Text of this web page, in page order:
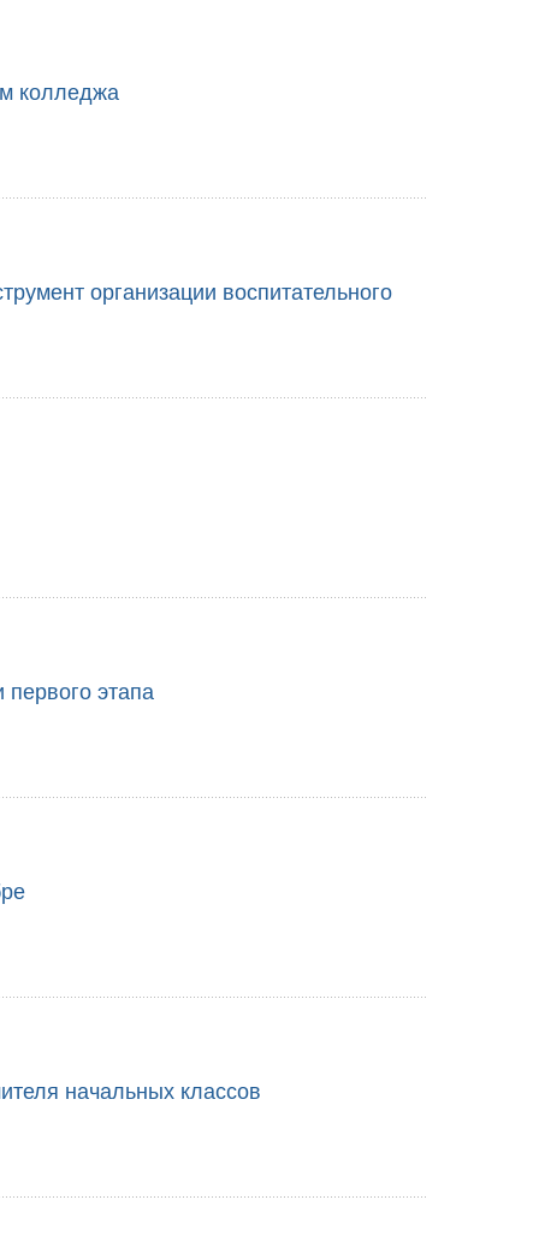
колледжа
организации воспитательного
этапа
начальных классов